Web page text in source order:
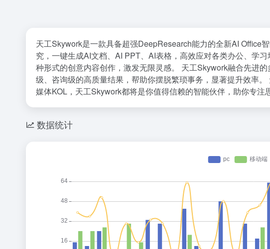
天工Skywork是一款具备超强DeepResearch能力的全新AI Office
究，一键生成AI文档、AI PPT、AI表格，高效应对各类办公、学
种形式的创意内容创作，激发无限灵感。 天工Skywork融合先进
级、咨询级的高质量结果，帮助你摆脱繁琐事务，显著提升效率
媒体KOL，天工Skywork都将是你值得信赖的智能伙伴，助你专注
数据统计